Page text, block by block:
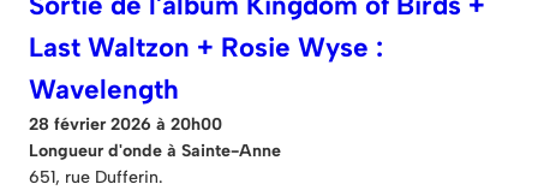
Last Waltzon + Rosie Wyse :
Wavelength
28 février 2026 à 20h00
Longueur d'onde à Sainte-Anne
651, rue Dufferin.